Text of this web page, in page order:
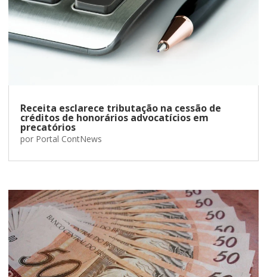
Receita esclarece tributação na cessão de
créditos de honorários advocatícios em
precatórios
por Portal ContNews